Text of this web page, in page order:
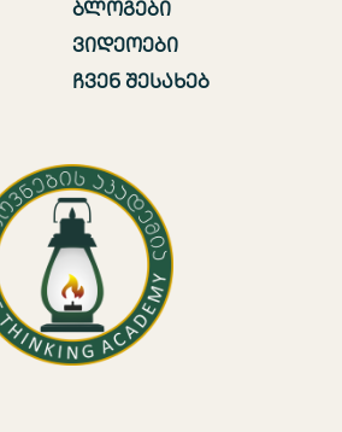
ბლოგები
ვიდეოები
ჩვენ შესახებ